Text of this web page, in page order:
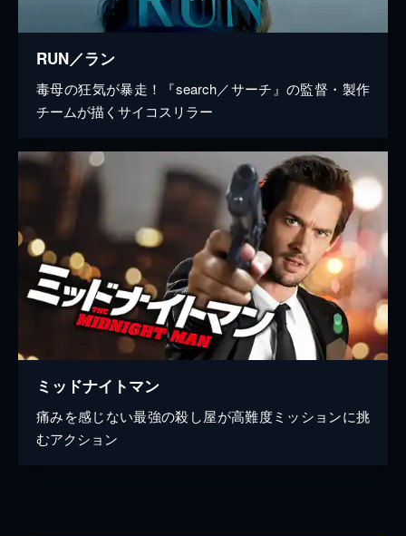
RUN／ラン
毒母の狂気が暴走！『search／サーチ』の監督・製作
チームが描くサイコスリラー
ミッドナイトマン
痛みを感じない最強の殺し屋が高難度ミッションに挑
むアクション